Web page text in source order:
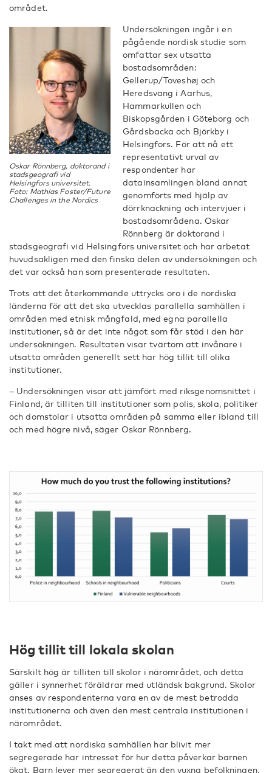
området.
Oskar Rönnberg, doktorand i
stadsgeografi vid
Helsingfors universitet.
Foto: Mathias Foster/Future
Challenges in the Nordics
Undersökningen ingår i en
pågående nordisk studie som
omfattar sex utsatta
bostadsområden:
Gellerup/Toveshøj och
Heredsvang i Aarhus,
Hammarkullen och
Biskopsgården i Göteborg och
Gårdsbacka och Björkby i
Helsingfors. För att nå ett
representativt urval av
respondenter har
datainsamlingen bland annat
genomförts med hjälp av
dörrknackning och intervjuer i
bostadsområdena. Oskar
Rönnberg är doktorand i
stadsgeografi vid Helsingfors universitet och har arbetat
huvudsakligen med den finska delen av undersökningen och
det var också han som presenterade resultaten.
Trots att det återkommande uttrycks oro i de nordiska
länderna för att det ska utvecklas parallella samhällen i
områden med etnisk mångfald, med egna parallella
institutioner, så är det inte något som får stöd i den här
undersökningen. Resultaten visar tvärtom att invånare i
utsatta områden generellt sett har hög tillit till olika
institutioner.
– Undersökningen visar att jämfört med riksgenomsnittet i
Finland, är tilliten till institutioner som polis, skola, politiker
och domstolar i utsatta områden på samma eller ibland till
och med högre nivå, säger Oskar Rönnberg.
Hög tillit till lokala skolan
Särskilt hög är tilliten till skolor i närområdet, och detta
gäller i synnerhet föräldrar med utländsk bakgrund. Skolor
anses av respondenterna vara en av de mest betrodda
institutionerna och även den mest centrala institutionen i
närområdet.
I takt med att nordiska samhällen har blivit mer
segregerade har intresset för hur detta påverkar barnen
ökat. Barn lever mer segregerat än den vuxna befolkningen,